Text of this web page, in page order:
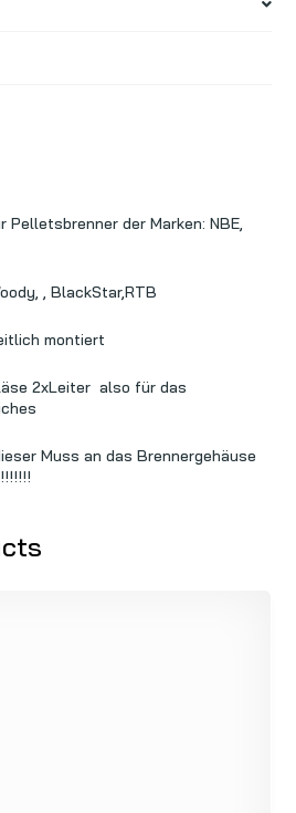
der Marken: NBE,
, BlackStar,RTB
montiert
2xLeiter also für das
Muss an das Brennergehäuse